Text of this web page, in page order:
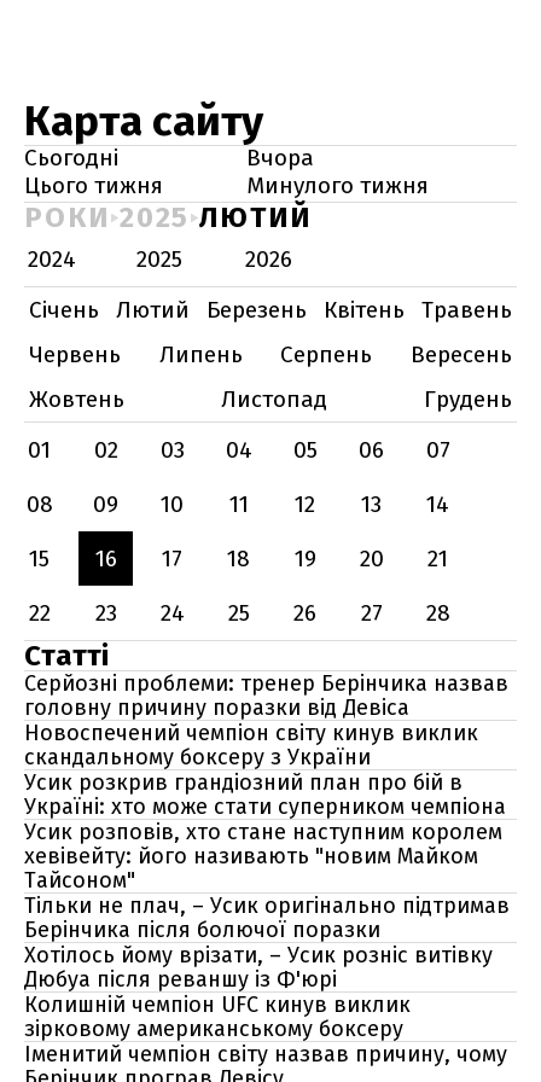
Карта сайту
Сьогодні
Вчора
Цього тижня
Минулого тижня
РОКИ 2025 ЛЮТИЙ
2024 2025
2026
Січень
Лютий Березень Квітень
Травень
Червень
Липень Серпень
Вересень
Жовтень
Листопад
Грудень
01
02 03 04 05 06
07
08
09 10 11 12 13
14
15
16 17 18 19 20
21
22
23 24 25 26 27 28
Статті
Серйозні проблеми: тренер Берінчика назвав
головну причину поразки від Девіса
Новоспечений чемпіон світу кинув виклик
скандальному боксеру з України
Усик розкрив грандіозний план про бій в
Україні: хто може стати суперником чемпіона
Усик розповів, хто стане наступним королем
хевівейту: його називають "новим Майком
Тайсоном"
Тільки не плач, – Усик оригінально підтримав
Берінчика після болючої поразки
Хотілось йому врізати, – Усик розніс витівку
Дюбуа після реваншу із Ф'юрі
Колишній чемпіон UFC кинув виклик
зірковому американському боксеру
Іменитий чемпіон світу назвав причину, чому